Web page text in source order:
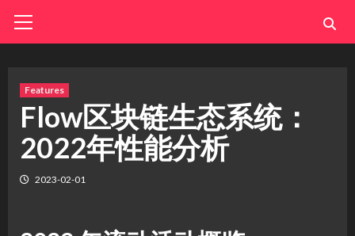
Menu
Features
Flow区块链生态系统：
2022年性能分析
2023-02-01